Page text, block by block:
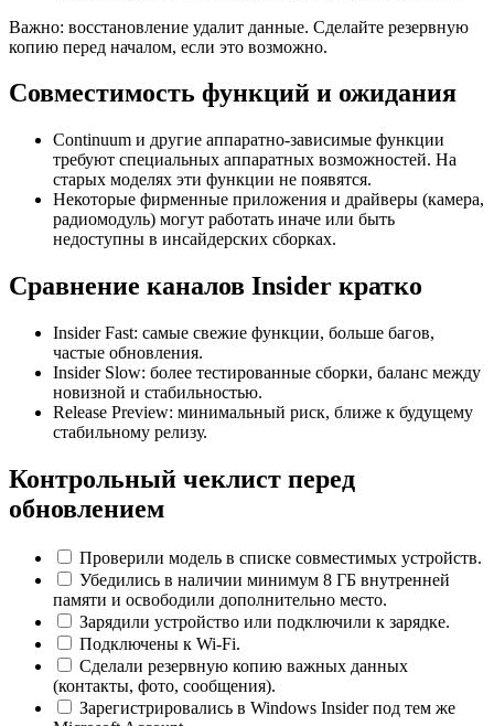
Важно: восстановление удалит данные. Сделайте резервную
копию перед началом, если это возможно.
Совместимость функций и ожидания
Continuum и другие аппаратно-зависимые функции
требуют специальных аппаратных возможностей. На
старых моделях эти функции не появятся.
Некоторые фирменные приложения и драйверы (камера,
радиомодуль) могут работать иначе или быть
недоступны в инсайдерских сборках.
Сравнение каналов Insider кратко
Insider Fast: самые свежие функции, больше багов,
частые обновления.
Insider Slow: более тестированные сборки, баланс между
новизной и стабильностью.
Release Preview: минимальный риск, ближе к будущему
стабильному релизу.
Контрольный чеклист перед
обновлением
Проверили модель в списке совместимых устройств.
Убедились в наличии минимум 8 ГБ внутренней
памяти и освободили дополнительно место.
Зарядили устройство или подключили к зарядке.
Подключены к Wi‑Fi.
Сделали резервную копию важных данных
(контакты, фото, сообщения).
Зарегистрировались в Windows Insider под тем же